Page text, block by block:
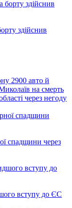
здійснив
2900 авто й
на смерть
через негоду
спадщини через
вступу до ЄС